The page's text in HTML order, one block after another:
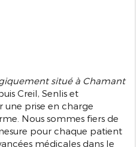
situé à Chamant
Creil, Senlis et
une prise en charge
Nous sommes fiers de
pour chaque patient
médicales dans le